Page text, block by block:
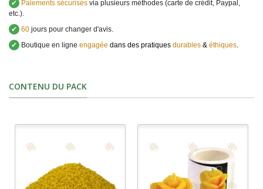
✔
Paiements sécurisés via plusieurs méthodes (carte de crédit, Paypal,
etc.).
✔ 60 jours pour changer d'avis.
✔
Boutique en ligne engagée dans des pratiques durables & éthiques
CONTENU DU PACK